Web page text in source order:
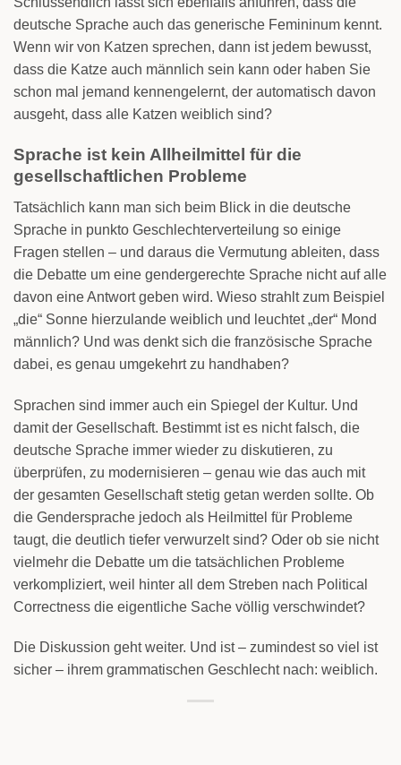
deutsche Sprache auch das generische Femininum kennt.
Wenn wir von Katzen sprechen, dann ist jedem bewusst,
dass die Katze auch männlich sein kann oder haben Sie
schon mal jemand kennengelernt, der automatisch davon
ausgeht, dass alle Katzen weiblich sind?
Sprache ist kein Allheilmittel für die
gesellschaftlichen Probleme
Tatsächlich kann man sich beim Blick in die deutsche
Sprache in punkto Geschlechterverteilung so einige
Fragen stellen – und daraus die Vermutung ableiten, dass
die Debatte um eine gendergerechte Sprache nicht auf alle
davon eine Antwort geben wird. Wieso strahlt zum Beispiel
„die“ Sonne hierzulande weiblich und leuchtet „der“ Mond
männlich? Und was denkt sich die französische Sprache
dabei, es genau umgekehrt zu handhaben?
Sprachen sind immer auch ein Spiegel der Kultur. Und
damit der Gesellschaft. Bestimmt ist es nicht falsch, die
deutsche Sprache immer wieder zu diskutieren, zu
überprüfen, zu modernisieren – genau wie das auch mit
der gesamten Gesellschaft stetig getan werden sollte. Ob
die Gendersprache jedoch als Heilmittel für Probleme
taugt, die deutlich tiefer verwurzelt sind? Oder ob sie nicht
vielmehr die Debatte um die tatsächlichen Probleme
verkompliziert, weil hinter all dem Streben nach Political
Correctness die eigentliche Sache völlig verschwindet?
Die Diskussion geht weiter. Und ist – zumindest so viel ist
sicher – ihrem grammatischen Geschlecht nach: weiblich.